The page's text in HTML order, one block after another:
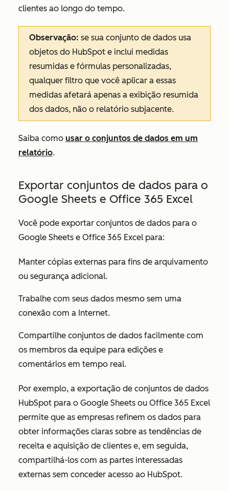
clientes ao longo do tempo.
Observação: se sua conjunto de dados usa
objetos do HubSpot e inclui medidas
resumidas e fórmulas personalizadas,
qualquer filtro que você aplicar a essas
medidas afetará apenas a exibição resumida
dos dados, não o relatório subjacente.
Saiba como usar o conjuntos de dados em um
relatório.
Exportar conjuntos de dados para o
Google Sheets e Office 365 Excel
Você pode exportar conjuntos de dados para o
Google Sheets e Office 365 Excel para:
Manter cópias externas para fins de arquivamento
ou segurança adicional.
Trabalhe com seus dados mesmo sem uma
conexão com a Internet.
Compartilhe conjuntos de dados facilmente com
os membros da equipe para edições e
comentários em tempo real.
Por exemplo, a exportação de conjuntos de dados
HubSpot para o Google Sheets ou Office 365 Excel
permite que as empresas refinem os dados para
obter informações claras sobre as tendências de
receita e aquisição de clientes e, em seguida,
compartilhá-los com as partes interessadas
externas sem conceder acesso ao HubSpot.